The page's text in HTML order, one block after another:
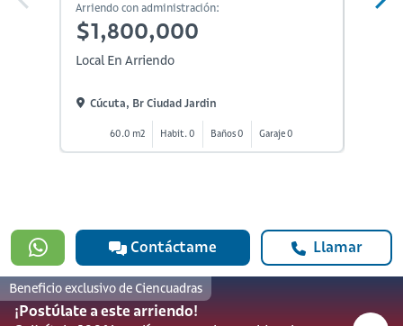
Contáctame Llamar
Beneficio exclusivo de Ciencuadras
¡Postúlate a este arriendo!
Arriendo con administración:
$1,800,000
Local En Arriendo
Cúcuta, Br Ciudad Jardin
60.0 m2 Habit. 0 Baños 0 Garaje 0